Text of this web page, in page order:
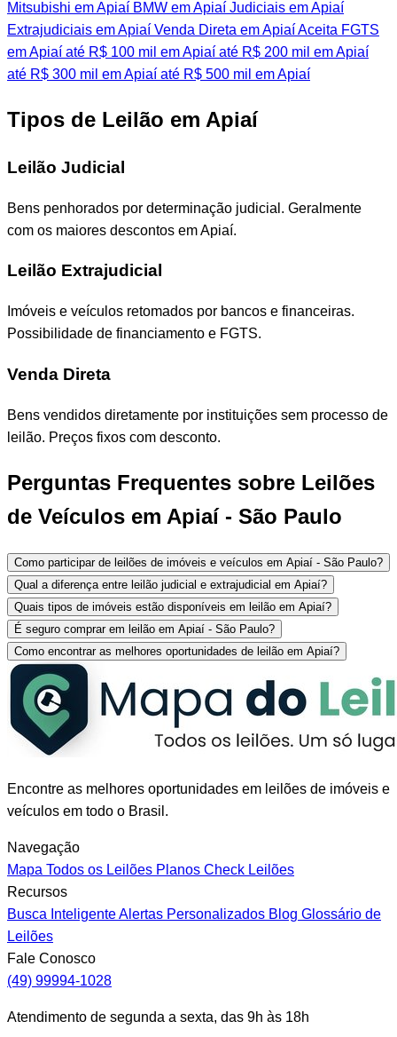
Mitsubishi em Apiaí BMW em Apiaí Judiciais em Apiaí
Extrajudiciais em Apiaí Venda Direta em ApiaíAceita FGTS
em Apiaí até R$ 100 mil em Apiaí até R$ 200 mil em Apiaí
até R$ 300 mil em Apiaí até R$ 500 mil em Apiaí
Tipos de Leilão em Apiaí
Leilão Judicial
Bens penhorados por determinação judicial. Geralmente
com os maiores descontos em Apiaí.
Leilão Extrajudicial
Imóveis e veículos retomados por bancos e financeiras.
Possibilidade de financiamento e FGTS.
Venda Direta
Bens vendidos diretamente por instituições sem processo de
leilão. Preços fixos com desconto.
Perguntas Frequentes sobre Leilões
de Veículos em Apiaí - São Paulo
Como participar de leilões de imóveis e veículos em Apiaí - São Paulo?
Qual a diferença entre leilão judicial e extrajudicial em Apiaí?
Quais tipos de imóveis estão disponíveis em leilão em Apiaí?
É seguro comprar em leilão em Apiaí - São Paulo?
Como encontrar as melhores oportunidades de leilão em Apiaí?
Encontre as melhores oportunidades em leilões de imóveis e
veículos em todo o Brasil.
Navegação
Mapa Todos os Leilões Planos Check Leilões
Recursos
Busca InteligenteAlertas Personalizados Blog Glossário de
Leilões
Fale Conosco
(49) 99994-1028
Atendimento de segunda a sexta, das 9h às 18h